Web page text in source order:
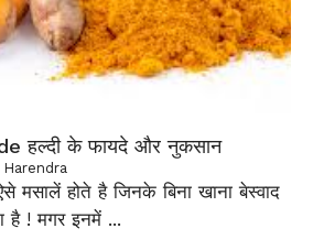
हल्दी के फायदे और नुकसान
Harendra
मसालें होते है जिनके बिना खाना बेस्वाद
है ! मगर इनमें ...